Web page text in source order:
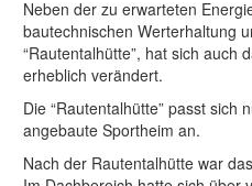
Neben der zu erwarteten
bautechnischen Werterhaltung
“Rautentalhütte”, hat sich auch
erheblich verändert.
Die “Rautentalhütte” passt sich
angebaute Sportheim an.
Nach der Rautentalhütte war